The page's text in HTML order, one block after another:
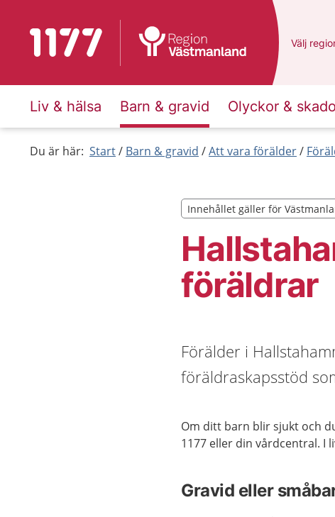
Till startsidan för 1177 Du har
Välj en
Liv & hälsa Barn & gravid Olyckor &
Du är här: Start Barn & gravid Att vara förälder
föräldrar
Innehållet gäller för
Innehållet gäller för
Förälder i
föräldraskapsstöd
Om ditt barn blir sjukt och
1177 eller din vårdcentral. I
Gravid eller